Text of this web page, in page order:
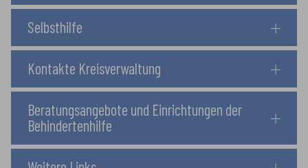
Selbsthilfe
Kontakte Kreisverwaltung
Beratungsangebote und Einrichtungen der
Behindertenhilfe